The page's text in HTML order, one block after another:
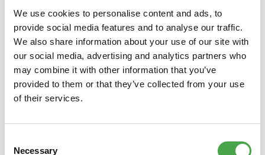
We use cookies to personalise content and ads, to
provide social media features and to analyse our traffic.
We also share information about your use of our site with
our social media, advertising and analytics partners who
may combine it with other information that you’ve
provided to them or that they’ve collected from your use
of their services.
Selection
Necessary
Das könnte Ihnen auch gefallen